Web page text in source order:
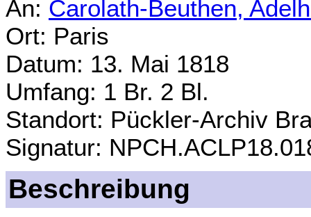
An: Carolath-Beuthen,
Ort: Paris
Datum: 13. Mai 1818
Umfang: 1 Br. 2 Bl.
Standort: Pückler-Archiv
Signatur:
Beschreibung